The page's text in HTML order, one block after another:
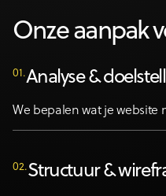
Onze aanpak
01.Analyse &
We bepalen wat je website
02.Structuur &